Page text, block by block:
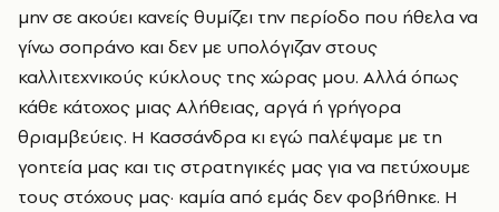
μην σε ακούει κανείς θυμίζει την περίοδο που ήθελα να
γίνω σοπράνο και δεν με υπολόγιζαν στους
καλλιτεχνικούς κύκλους της χώρας μου. Αλλά όπως
κάθε κάτοχος μιας Αλήθειας, αργά ή γρήγορα
θριαμβεύεις. Η Κασσάνδρα κι εγώ παλέψαμε με τη
γοητεία μας και τις στρατηγικές μας για να πετύχουμε
τους στόχους μας· καμία από εμάς δεν φοβήθηκε. Η